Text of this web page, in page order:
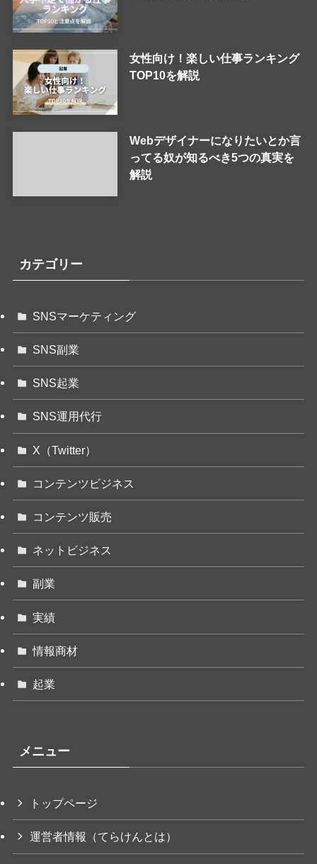
女性向け！楽しい仕事ランキング
TOP10を解説
Webデザイナーになりたいとか言
ってる奴が知るべき5つの真実を
解説
カテゴリー
SNSマーケティング
SNS副業
SNS起業
SNS運用代行
X（Twitter）
コンテンツビジネス
コンテンツ販売
ネットビジネス
副業
実績
情報商材
起業
メニュー
トップページ
運営者情報（てらけんとは）